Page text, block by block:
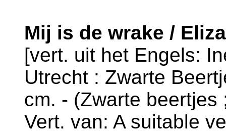
Mij is de wrake /
[vert. uit het Engels:
Utrecht : Zwarte
cm. - (Zwarte beertjes
Vert. van: A suitable